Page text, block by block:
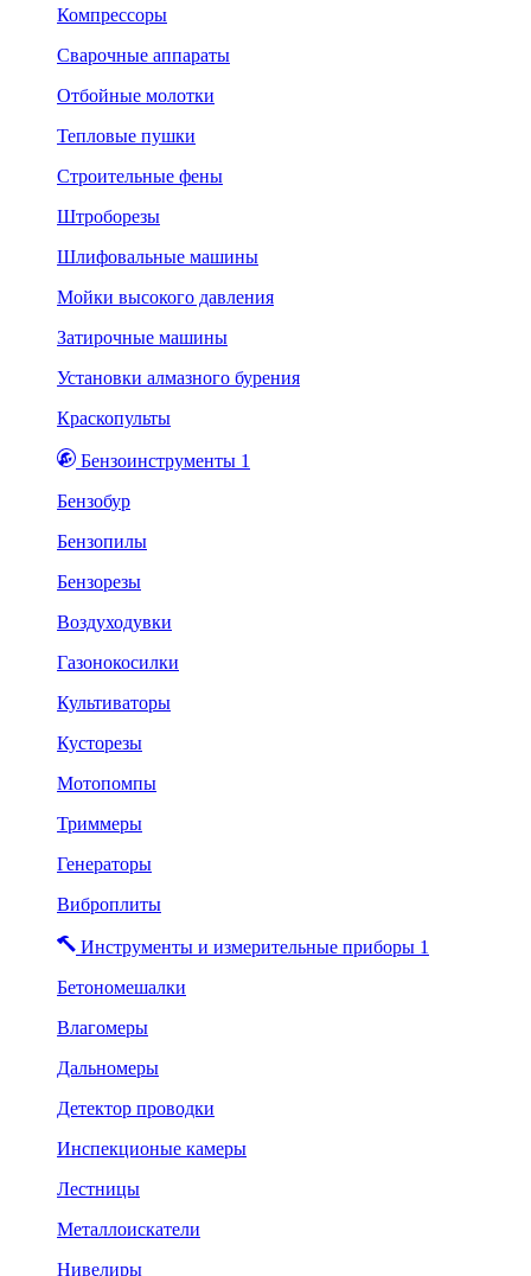
Компрессоры
Сварочные аппараты
Отбойные молотки
Тепловые пушки
Строительные фены
Штроборезы
Шлифовальные машины
Мойки высокого давления
Затирочные машины
Установки алмазного бурения
Краскопульты
Бензоинструменты 1
Бензобур
Бензопилы
Бензорезы
Воздуходувки
Газонокосилки
Культиваторы
Кусторезы
Мотопомпы
Триммеры
Генераторы
Виброплиты
Инструменты и измерительные приборы 1
Бетономешалки
Влагомеры
Дальномеры
Детектор проводки
Инспекционые камеры
Лестницы
Металлоискатели
Нивелиры